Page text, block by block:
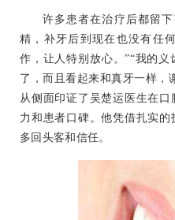
许多患者在治疗后都留
精，补牙后到现在也没有任
作，让人特别放心。”“我的
了，而且看起来和真牙一样，
从侧面印证了吴楚运医生在
力和患者口碑。他凭借扎实
多回头客和信任。